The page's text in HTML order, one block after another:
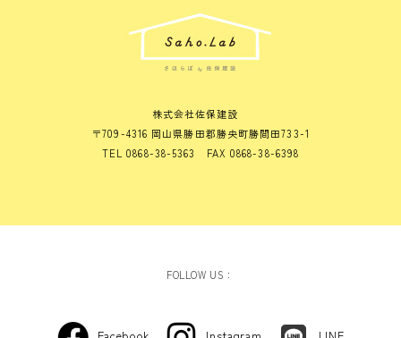
株式会社佐保建設
〒709-4316 岡山県勝田郡勝央町勝間田733-1
TEL 0868-38-5363 FAX 0868-38-6398
FOLLOW US：